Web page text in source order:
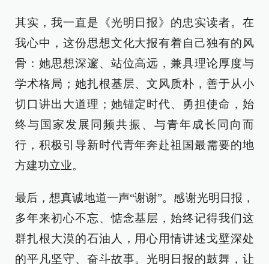
其实，我一直是《光明日报》的忠实读者。在
我心中，这份思想文化大报有着自己独有的风
骨：她思想深邃、站位高远，兼具理论厚度与
学术格局；她扎根基层、文风质朴，善于从小
切口讲出大道理；她锚定时代、勇担使命，始
终与国家发展同频共振、与青年成长同向而
行，积极引导新时代青年奔赴祖国最需要的地
方建功立业。
最后，想真诚地道一声“谢谢”。感谢光明日报，
多年来初心不忘、惦念基层，始终记得我们这
群扎根大漠的石油人，用心用情讲述戈壁深处
的平凡坚守、奋斗故事。光明日报的鼓舞，让